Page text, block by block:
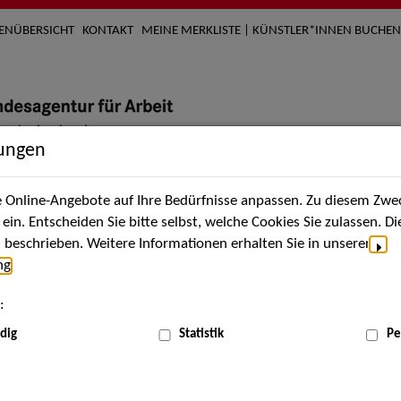
KONTAKT MEINE MERKLISTE | KÜNSTLER*INNEN BUCHEN
Künstler*innen Über uns Aktuelles
Angebote auf Ihre Bedürfnisse anpassen. Zu diesem
Entscheiden Sie bitte selbst, welche Cookies Sie zulassen.
Weitere Informationen erhalten Sie in unserer
Statistik